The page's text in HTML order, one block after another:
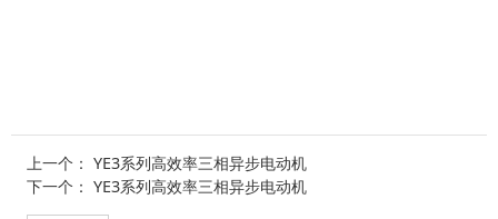
上一个：YE3系列高效率三相异步电动机
下一个：YE3系列高效率三相异步电动机